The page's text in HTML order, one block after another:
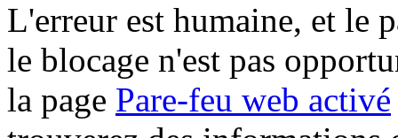
L'erreur est humaine, et le
le blocage n'est pas
la page Pare-feu web activé